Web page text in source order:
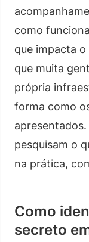
como
que impacta
que muita
própria
forma como
pesquisam o
na prática,
Como
secreto